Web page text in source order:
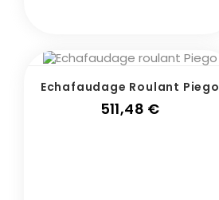
Echafaudage Roulant Piego
511,48 €Prix